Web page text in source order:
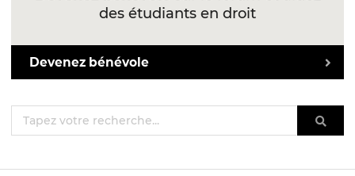
des étudiants en droit
Devenez bénévole